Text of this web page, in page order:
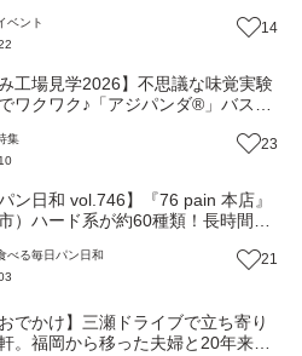
ベント
14
み工場見学2026】不思議な味覚実験
ワクワク♪「アジパンダ®」バス
佐賀市）
集
23
パン日和 vol.746】『76 pain 本店』
市）ハード系が約60種類！長時間熟
べる毎日パン日和
21
おでかけ】三瀬ドライブで立ち寄り
。福岡から移った夫婦と20年来の